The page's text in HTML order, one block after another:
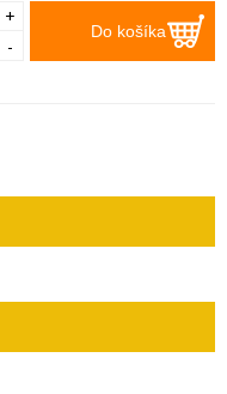
Do košíka
+
-